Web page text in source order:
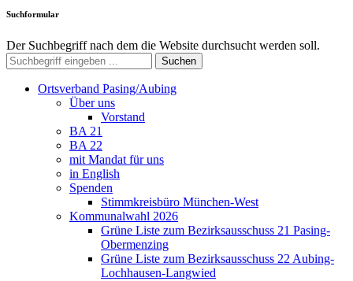
Suchformular
Der Suchbegriff nach dem die Website durchsucht werden soll.
Suchen
Ortsverband Pasing/Aubing
Über uns
Vorstand
BA 21
BA 22
mit Mandat für uns
in English
Spenden
Stimmkreisbüro München-West
Kommunalwahl 2026
Grüne Liste zum Bezirksausschuss 21 Pasing-
Obermenzing
Grüne Liste zum Bezirksausschuss 22 Aubing-
Lochhausen-Langwied